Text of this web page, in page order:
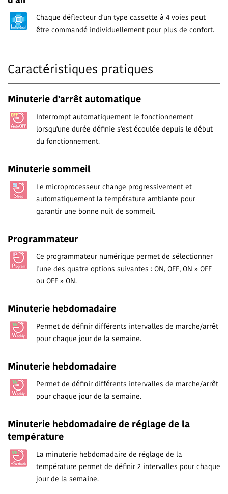
Chaque déflecteur d'un type cassette à 4 voies peut
être commandé individuellement pour plus de confort.
Caractéristiques pratiques
Minuterie d'arrêt automatique
Interrompt automatiquement le fonctionnement
lorsqu'une durée définie s'est écoulée depuis le début
du fonctionnement.
Minuterie sommeil
Le microprocesseur change progressivement et
automatiquement la température ambiante pour
garantir une bonne nuit de sommeil.
Programmateur
Ce programmateur numérique permet de sélectionner
l'une des quatre options suivantes : ON, OFF, ON » OFF
ou OFF » ON.
Minuterie hebdomadaire
Permet de définir différents intervalles de marche/arrêt
pour chaque jour de la semaine.
Minuterie hebdomadaire
Permet de définir différents intervalles de marche/arrêt
pour chaque jour de la semaine.
Minuterie hebdomadaire de réglage de la
température
La minuterie hebdomadaire de réglage de la
température permet de définir 2 intervalles pour chaque
jour de la semaine.